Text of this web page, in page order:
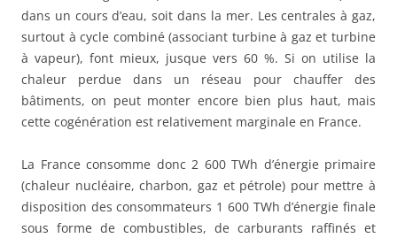
dans un cours d’eau, soit dans la mer. Les centrales à gaz,
surtout à cycle combiné (associant turbine à gaz et turbine
à vapeur), font mieux, jusque vers 60 %. Si on utilise la
chaleur perdue dans un réseau pour chauffer des
bâtiments, on peut monter encore bien plus haut, mais
cette cogénération est relativement marginale en France.
La France consomme donc 2 600 TWh d’énergie primaire
(chaleur nucléaire, charbon, gaz et pétrole) pour mettre à
disposition des consommateurs 1 600 TWh d’énergie finale
sous forme de combustibles, de carburants raffinés et